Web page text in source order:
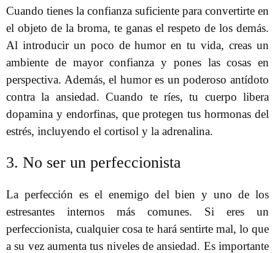
Cuando tienes la confianza suficiente para convertirte en
el objeto de la broma, te ganas el respeto de los demás.
Al introducir un poco de humor en tu vida, creas un
ambiente de mayor confianza y pones las cosas en
perspectiva. Además, el humor es un poderoso antídoto
contra la ansiedad. Cuando te ríes, tu cuerpo libera
dopamina y endorfinas, que protegen tus hormonas del
estrés, incluyendo el cortisol y la adrenalina.
3. No ser un perfeccionista
La perfección es el enemigo del bien y uno de los
estresantes internos más comunes. Si eres un
perfeccionista, cualquier cosa te hará sentirte mal, lo que
a su vez aumenta tus niveles de ansiedad. Es importante